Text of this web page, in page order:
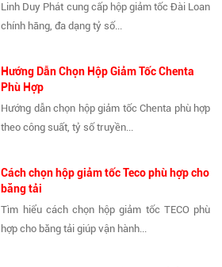
Linh Duy Phát cung cấp hộp giảm tốc Đài Loan
chính hãng, đa dạng tỷ số...
Hướng Dẫn Chọn Hộp Giảm Tốc Chenta
Phù Hợp
Hướng dẫn chọn hộp giảm tốc Chenta phù hợp
theo công suất, tỷ số truyền...
Cách chọn hộp giảm tốc Teco phù hợp cho
băng tải
Tìm hiểu cách chọn hộp giảm tốc TECO phù
hợp cho băng tải giúp vận hành...